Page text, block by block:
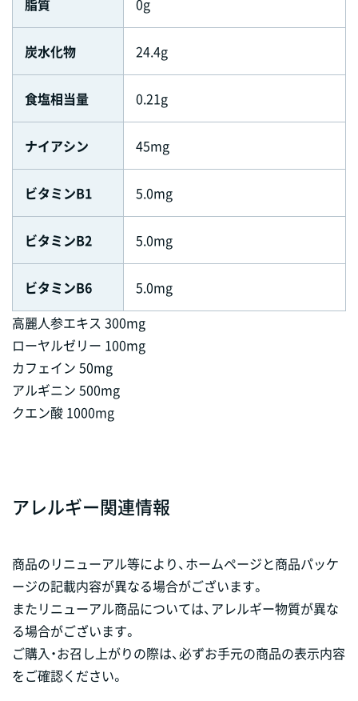
炭水化物 24.4g
食塩相当量 0.21g
ナイアシン 45mg
ビタミンB1 5.0mg
ビタミンB2 5.0mg
ビタミンB6
5.0mg
高麗人参エキス 300mg
ローヤルゼリー 100mg
カフェイン 50mg
アルギニン 500mg
クエン酸 1000mg
アレルギー関連情報
商品のリニューアル等により、ホームページと商品パッケ
ージの記載内容が異なる場合がございます。
またリニューアル商品については、アレルギー物質が異な
る場合がございます。
ご購入・お召し上がりの際は、必ずお手元の商品の表示内容
をご確認ください。